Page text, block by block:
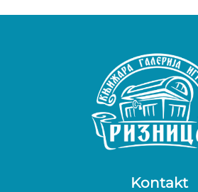
Kontakt